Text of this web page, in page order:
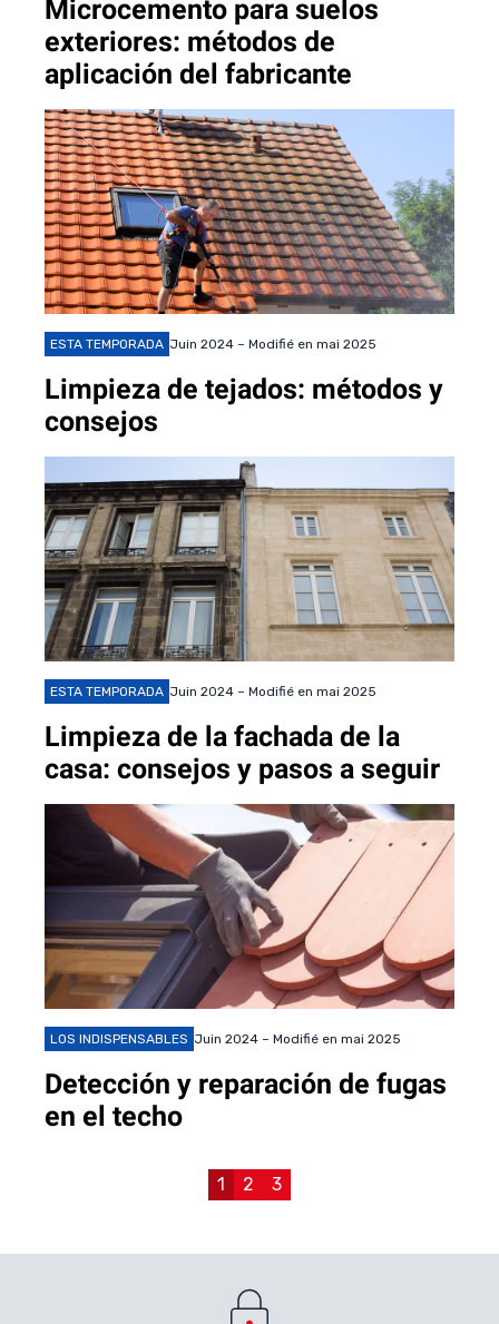
Microcemento para suelos
exteriores: métodos de
aplicación del fabricante
ESTA TEMPORADA Juin 2024 – Modifié en mai 2025
Limpieza de tejados: métodos y
consejos
ESTA TEMPORADA Juin 2024 – Modifié en mai 2025
Limpieza de la fachada de la
casa: consejos y pasos a seguir
LOS INDISPENSABLES Juin 2024 – Modifié en mai 2025
Detección y reparación de fugas
en el techo
1 2 3